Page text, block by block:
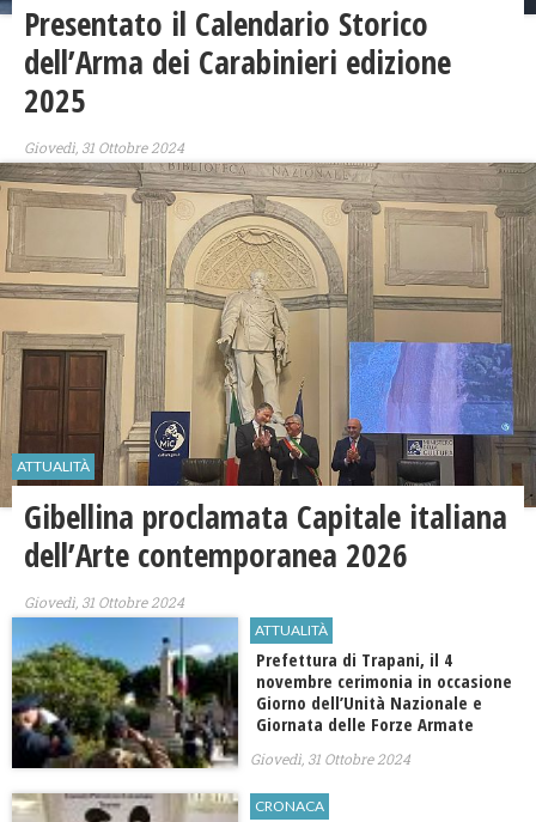
Presentato il Calendario Storico
dell’Arma dei Carabinieri edizione
2025
Giovedì, 31 Ottobre 2024
ATTUALITÀ
Gibellina proclamata Capitale italiana
dell’Arte contemporanea 2026
Giovedì, 31 Ottobre 2024
ATTUALITÀ
Prefettura di Trapani, il 4
novembre cerimonia in occasione
Giorno dell’Unità Nazionale e
Giornata delle Forze Armate
Giovedì, 31 Ottobre 2024
CRONACA